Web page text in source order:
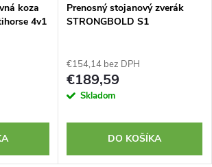
koza
4v1
Prenosný stojanový zverák
STRONGBOLD S1
€154,14 bez DPH
€189,59
Skladom
DO KOŠÍKA